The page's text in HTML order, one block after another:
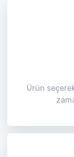
Ürün